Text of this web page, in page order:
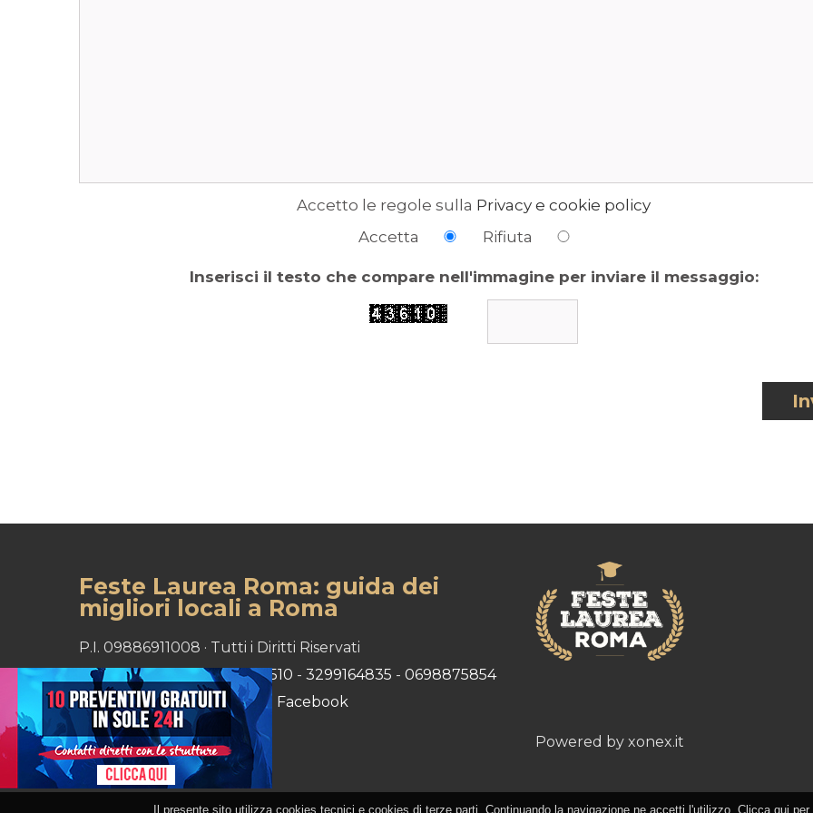
Accetto le regole sulla Privacy e cookie policy
Accetta
Rifiuta
Inserisci il testo che compare nell'immagine per inviare il messaggio:
Feste Laurea Roma: guida dei
migliori locali a Roma
P.I. 09886911008 · Tutti i Diritti Riservati
Tel: 3331818498-3476304510 - 3299164835 - 0698875854
Privacy e Cookie·Sitemap· Facebook
Powered by xonex.it
Il presente sito utilizza cookies tecnici e cookies di terze parti. Continuando la navigazione ne accetti l'utilizzo. Clicca qui